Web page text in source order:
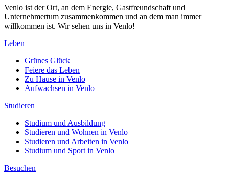
Venlo ist der Ort, an dem Energie, Gastfreundschaft und
Unternehmertum zusammenkommen und an dem man immer
willkommen ist. Wir sehen uns in Venlo!
Leben
Grünes Glück
Feiere das Leben
Zu Hause in Venlo
Aufwachsen in Venlo
Studieren
Studium und Ausbildung
Studieren und Wohnen in Venlo
Studieren und Arbeiten in Venlo
Studium und Sport in Venlo
Besuchen